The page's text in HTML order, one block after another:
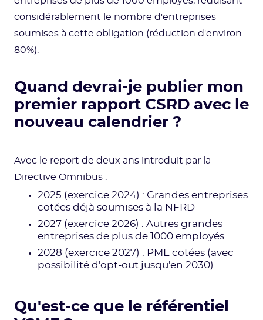
considérablement le nombre d'entreprises
soumises à cette obligation (réduction d'environ
80%).
Quand devrai-je publier mon
premier rapport CSRD avec le
nouveau calendrier ?
Avec le report de deux ans introduit par la
Directive Omnibus :
2025 (exercice 2024) : Grandes entreprises
cotées déjà soumises à la NFRD
2027 (exercice 2026) : Autres grandes
entreprises de plus de 1000 employés
2028 (exercice 2027) : PME cotées (avec
possibilité d'opt-out jusqu'en 2030)
Qu'est-ce que le référentiel